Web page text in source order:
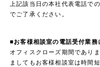
上記該当日の本社代表電話で
でご了承ください。
■お客様相談室の電話受付業務
オフィスクローズ期間であり
ましてもお客様相談室は時間